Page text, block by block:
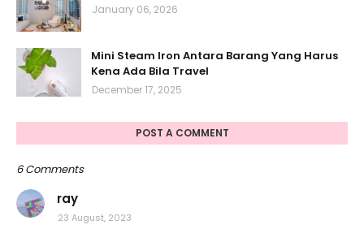
January 06, 2026
Mini Steam Iron Antara Barang Yang Harus
Kena Ada Bila Travel
December 17, 2025
POST A COMMENT
6 Comments
ray
23 August, 2023